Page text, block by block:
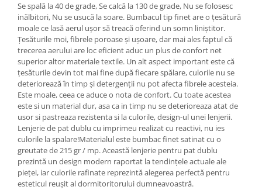
Se spală la 40 de grade, Se calcă la 130 de grade, Nu se folosesc
inălbitori, Nu se usucă la soare. Bumbacul tip finet are o țesătură
moale ce lasă aerul ușor să treacă oferind un somn liniștitor.
Țesăturile moi, fibrele poroase și ușoare, dar mai ales faptul că
trecerea aerului are loc eficient aduc un plus de confort net
superior altor materiale textile. Un alt aspect important este că
țesăturile devin tot mai fine după fiecare spălare, culorile nu se
deteriorează în timp și detergenții nu pot afecta fibrele acesteia.
Este moale, ceea ce aduce o nota de confort. Cu toate acestea
este si un material dur, asa ca in timp nu se deterioreaza atat de
usor si pastreaza rezistenta si la culorile, design-ul unei lenjerii.
Lenjerie de pat dublu cu imprimeu realizat cu reactivi, nu ies
culorile la spalare!Materialul este bumbac finet satinat cu o
greutate de 215 gr / mp. Această lenjerie pentru pat dublu
prezintă un design modern raportat la tendințele actuale ale
pieței, iar culorile rafinate reprezintă alegerea perfectă pentru
esteticul reușit al dormitoritorului dumneavoastră.